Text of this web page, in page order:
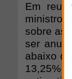
Em
ministro
sobre as
ser
abaixo
13,25%